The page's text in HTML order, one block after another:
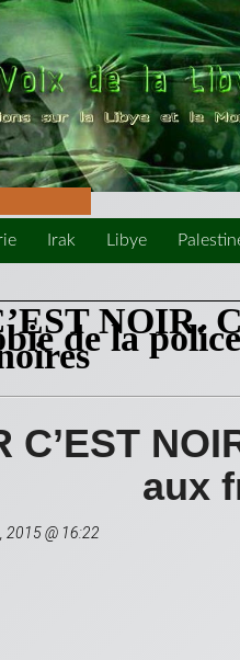
Irak Libye
NOIR.
de la
C’EST
aux
2015 @ 16:22